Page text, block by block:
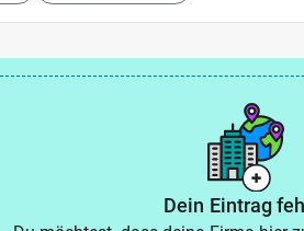
Dein Eintrag